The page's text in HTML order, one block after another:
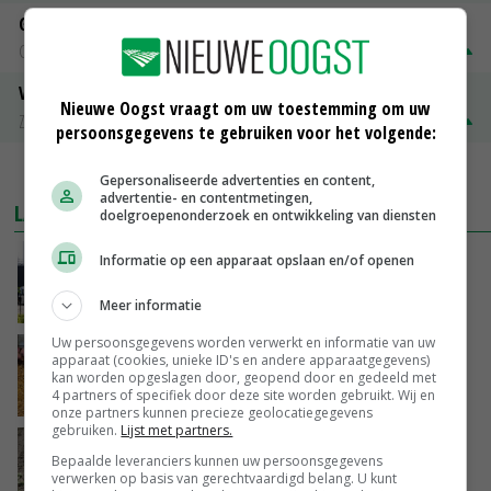
Gerst
Groningen
€ 197,00
Volle melkpoeder
Zuivel NL
€ 345,00 € 20,00
MEER MARKTPRIJZEN
LAATSTE NIEUWS
Gemiddelde Europese melkprijs daalt licht in
VANDAAG, 17:04
Frans onderzoekcentrum bestrijkt hele
varkensvleesketen
VANDAAG, 15:29
maximaal 20 euro
Nieuwe Oogst vraagt om uw toestemming om uw
persoonsgegevens te gebruiken voor het volgende:
Gepersonaliseerde advertenties en content,
advertentie- en contentmetingen,
doelgroepenonderzoek en ontwikkeling van diensten
Informatie op een apparaat opslaan en/of openen
Meer informatie
Uw persoonsgegevens worden verwerkt en informatie van uw
apparaat (cookies, unieke ID's en andere apparaatgegevens)
kan worden opgeslagen door, geopend door en gedeeld met
4 partners of specifiek door deze site worden gebruikt. Wij en
onze partners kunnen precieze geolocatiegegevens
gebruiken. Lijst met partners.
Bepaalde leveranciers kunnen uw persoonsgegevens
verwerken op basis van gerechtvaardigd belang. U kunt